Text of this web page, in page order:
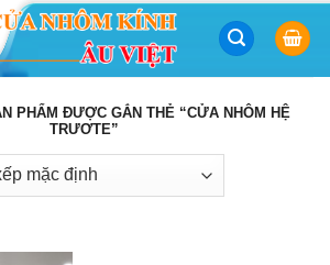
PHẨM ĐƯỢC GẮN THẺ “CỬA NHÔM HỆ
TRƯƠTE”